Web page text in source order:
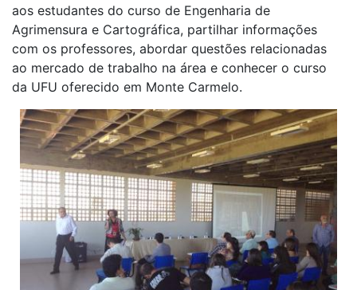
aos estudantes do curso de Engenharia de
Agrimensura e Cartográfica, partilhar informações
com os professores, abordar questões relacionadas
ao mercado de trabalho na área e conhecer o curso
da UFU oferecido em Monte Carmelo.